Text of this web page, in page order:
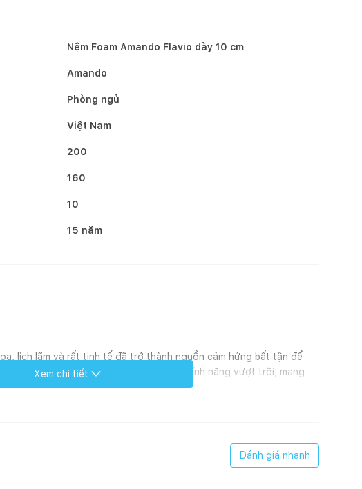
Nệm Foam Amando Flavio dày 10 cm
Amando
Phòng ngủ
Việt Nam
200
160
10
15 năm
lịch lãm và rất tinh tế đã trở thành nguồn cảm hứng bất tận để
nệm Foam Amando Flavio với những tính năng vượt trội, mang
hoàn hảo về giấc ngủ.
vừa phải, hỗ trợ nâng đỡ cơ thể, duy trì đường cong cột sống ở
Xem chi tiết
Đánh giá nhanh